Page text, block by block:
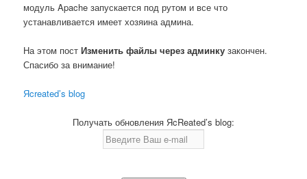
модуль Apache запускается под рутом и все что
устанавливается имеет хозяина админа.
На этом постИзменить файлы через админку закончен.
Спасибо за внимание!
Яcreated’s blog
Получать обновления ЯcReated’s blog: